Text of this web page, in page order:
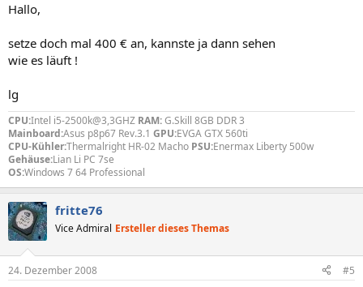
Hallo,
setze doch mal 400 € an, kannste ja dann sehen
wie es läuft !
lg
CPU:Intel i5-2500k@3,3GHZ RAM:G.Skill 8GB DDR 3
Mainboard:Asus p8p67 Rev.3.1 GPU:EVGA GTX 560ti
CPU-Kühler:Thermalright HR-02 Macho PSU:Enermax Liberty 500w
Gehäuse:Lian Li PC 7se
OS:Windows 7 64 Professional
fritte76
Vice Admiral Ersteller dieses Themas
24. Dezember 2008 #5